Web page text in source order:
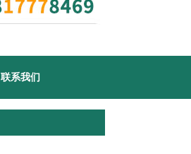
联系我们